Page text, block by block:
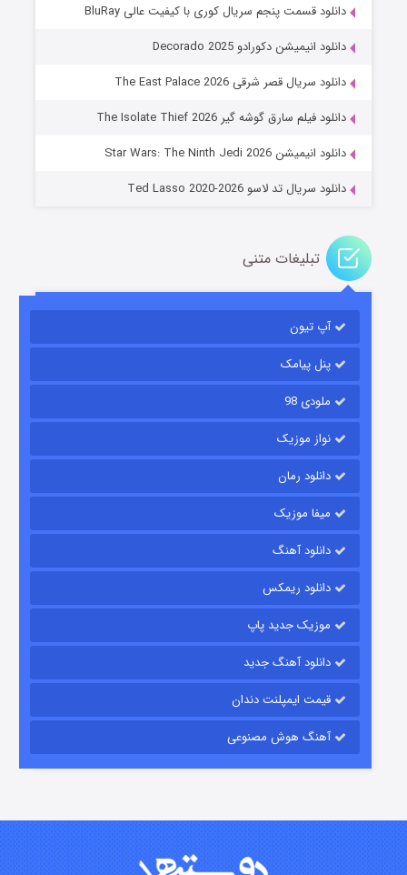
جادوگری در مغولستان
قسمت۱۴ (زیرنویس) منتشر شد
قسمت
قسمت۲ (دوبله) منتشر شد
دانلود قسمت پنجم سریال کوری با کیفیت عالی BluRay
دانلود انیمیشن دکورادو Decorado 2025
دانلود سریال قصر شرقی The East Palace 2026
دانلود فیلم سارق گوشه گیر The Isolate Thief 2026
دانلود انیمیشن Star Wars: The Ninth Jedi 2026
دانلود سریال تد لاسو Ted Lasso 2020-2026
تبلیغات متنی
آپ تیون
پنل پیامک
ملودی 98
نواز موزیک
دانلود رمان
میفا موزیک
دانلود آهنگ
دانلود ریمکس
موزیک جدید پاپ
دانلود آهنگ جدید
قیمت ایمپلنت دندان
آهنگ هوش مصنوعی